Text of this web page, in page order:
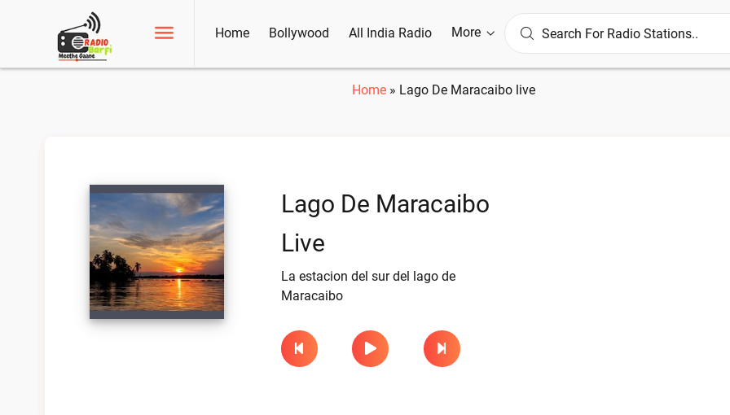
Home Bollywood All India Radio More
Home» Lago De Maracaibo live
Lago De Maracaibo
Live
La estacion del sur del lago de
Maracaibo